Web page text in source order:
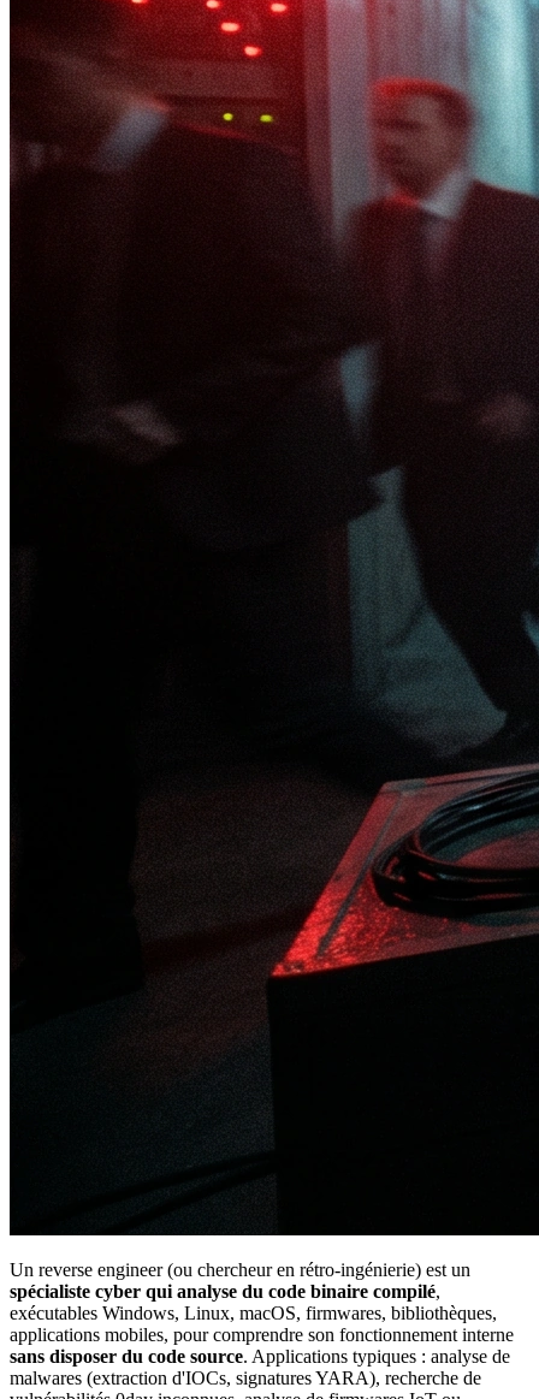
Un reverse engineer (ou chercheur en rétro-ingénierie) est un
spécialiste cyber qui analyse du code binaire compilé,
exécutables Windows, Linux, macOS, firmwares, bibliothèques,
applications mobiles, pour comprendre son fonctionnement interne
sans disposer du code source. Applications typiques : analyse de
malwares (extraction d'IOCs, signatures YARA), recherche de